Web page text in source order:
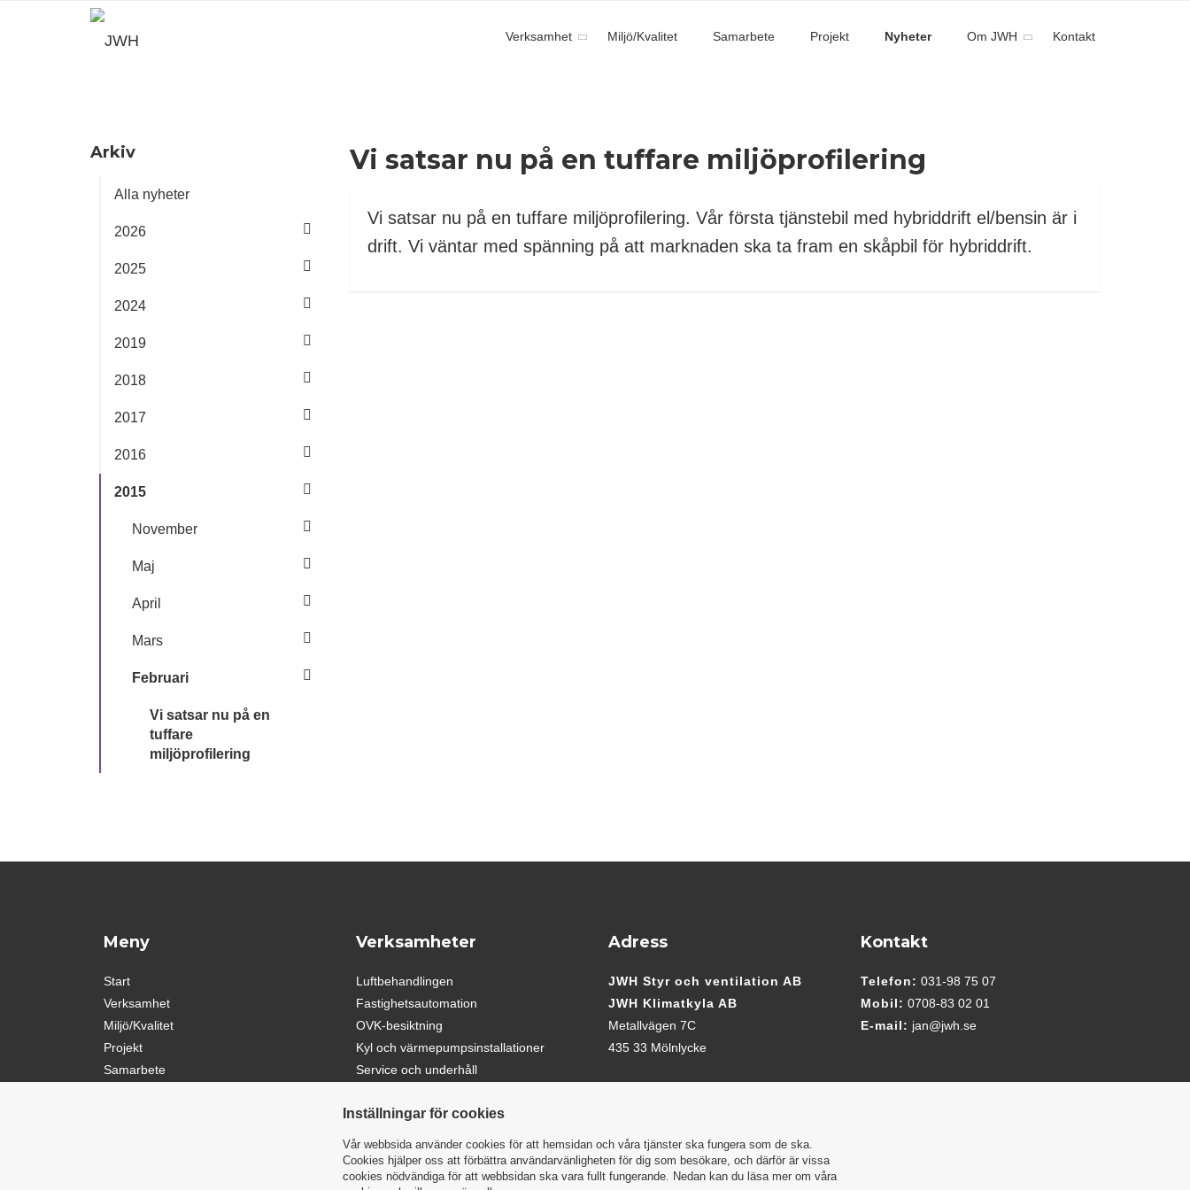
Verksamhet Miljö/Kvalitet Samarbete Projekt Nyheter Om JWH Kontakt
Arkiv
Alla nyheter
2026
2025
2024
2019
2018
2017
2016
2015
November
Maj
April
Mars
Februari
Vi satsar nu på en
tuffare
miljöprofilering
Vi satsar nu på en tuffare miljöprofilering
Vi satsar nu på en tuffare miljöprofilering. Vår första tjänstebil med hybriddrift el/bensin är i
drift. Vi väntar med spänning på att marknaden ska ta fram en skåpbil för hybriddrift.
Meny
Start
Verksamhet
Miljö/Kvalitet
Projekt
Samarbete
Verksamheter
Luftbehandlingen
Fastighetsautomation
OVK-besiktning
Kyl och värmepumpsinstallationer
Service och underhåll
Adress
JWH Styr och ventilation AB
JWH Klimatkyla AB
Metallvägen 7C
435 33 Mölnlycke
Kontakt
Telefon: 031-98 75 07
Mobil: 0708-83 02 01
E-mail: jan@jwh.se
Inställningar för cookies
Vår webbsida använder cookies för att hemsidan och våra tjänster ska fungera som de ska.
Cookies hjälper oss att förbättra användarvänligheten för dig som besökare, och därför är vissa
cookies nödvändiga för att webbsidan ska vara fullt fungerande. Nedan kan du läsa mer om våra